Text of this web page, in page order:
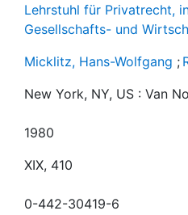
Lehrstuhl für Privatrecht,
Gesellschafts- und
Micklitz, Hans-Wolfgang ;
New York, NY, US : Van
1980
XIX, 410
0-442-30419-6